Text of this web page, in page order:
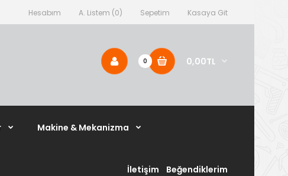
Hesabım A. Listem (0) Sepetim Kasaya Git
0 0,00TL
Makine & Mekanizma
Beğendiklerim
İletişim